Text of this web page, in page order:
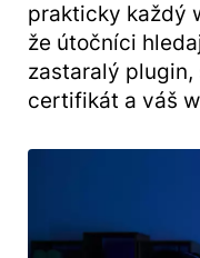
prakticky každý
že útočníci
zastaralý plugin,
certifikát a váš